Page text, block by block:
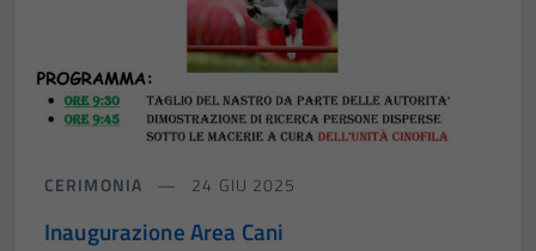
CERIMONIA 24 GIU 2025
Inaugurazione Area Cani